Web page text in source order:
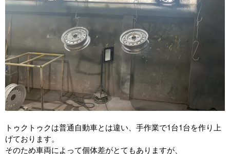
トゥクトゥクは普通自動車とは違い、手作業で1台1台を作り上
げております。
そのため車両によって個体差がとてもありますが、